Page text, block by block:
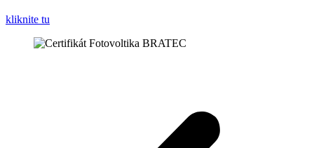
kliknite tu